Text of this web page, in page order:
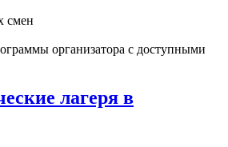
смен
организатора с доступными
лагеря в